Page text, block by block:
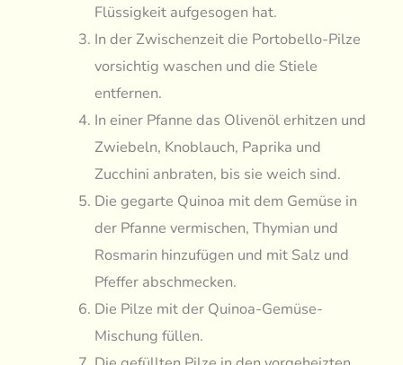
Flüssigkeit aufgesogen hat.
In der Zwischenzeit die Portobello-Pilze
vorsichtig waschen und die Stiele
entfernen.
In einer Pfanne das Olivenöl erhitzen und
Zwiebeln, Knoblauch, Paprika und
Zucchini anbraten, bis sie weich sind.
Die gegarte Quinoa mit dem Gemüse in
der Pfanne vermischen, Thymian und
Rosmarin hinzufügen und mit Salz und
Pfeffer abschmecken.
Die Pilze mit der Quinoa-Gemüse-
Mischung füllen.